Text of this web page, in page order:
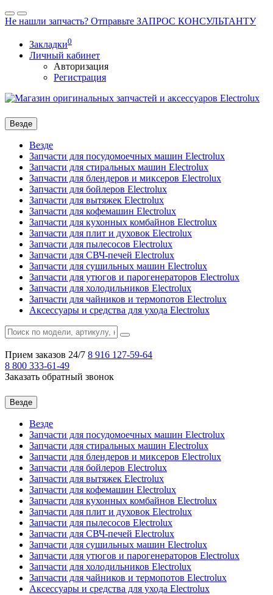
Не нашли запчасть? Отправьте ЗАПРОС КОНСУЛЬТАНТУ
Закладки0
Личный кабинет
Авторизация
Регистрация
Везде
Везде
Запчасти для посудомоечных машин Electrolux
Запчасти для стиральных машин Electrolux
Запчасти для блендеров и миксеров Electrolux
Запчасти для бойлеров Electrolux
Запчасти для вытяжек Electrolux
Запчасти для кофемашин Electrolux
Запчасти для кухонных комбайнов Electrolux
Запчасти для плит и духовок Electrolux
Запчасти для пылесосов Electrolux
Запчасти для СВЧ-печей Electrolux
Запчасти для сушильных машин Electrolux
Запчасти для утюгов и парогенераторов Electrolux
Запчасти для холодильников Electrolux
Запчасти для чайников и термопотов Electrolux
Аксессуары и средства для ухода Electrolux
Прием заказов 24/7 8 916 127-59-64
8 800 333-61-49
Заказать обратный звонок
Везде
Везде
Запчасти для посудомоечных машин Electrolux
Запчасти для стиральных машин Electrolux
Запчасти для блендеров и миксеров Electrolux
Запчасти для бойлеров Electrolux
Запчасти для вытяжек Electrolux
Запчасти для кофемашин Electrolux
Запчасти для кухонных комбайнов Electrolux
Запчасти для плит и духовок Electrolux
Запчасти для пылесосов Electrolux
Запчасти для СВЧ-печей Electrolux
Запчасти для сушильных машин Electrolux
Запчасти для утюгов и парогенераторов Electrolux
Запчасти для холодильников Electrolux
Запчасти для чайников и термопотов Electrolux
Аксессуары и средства для ухода Electrolux